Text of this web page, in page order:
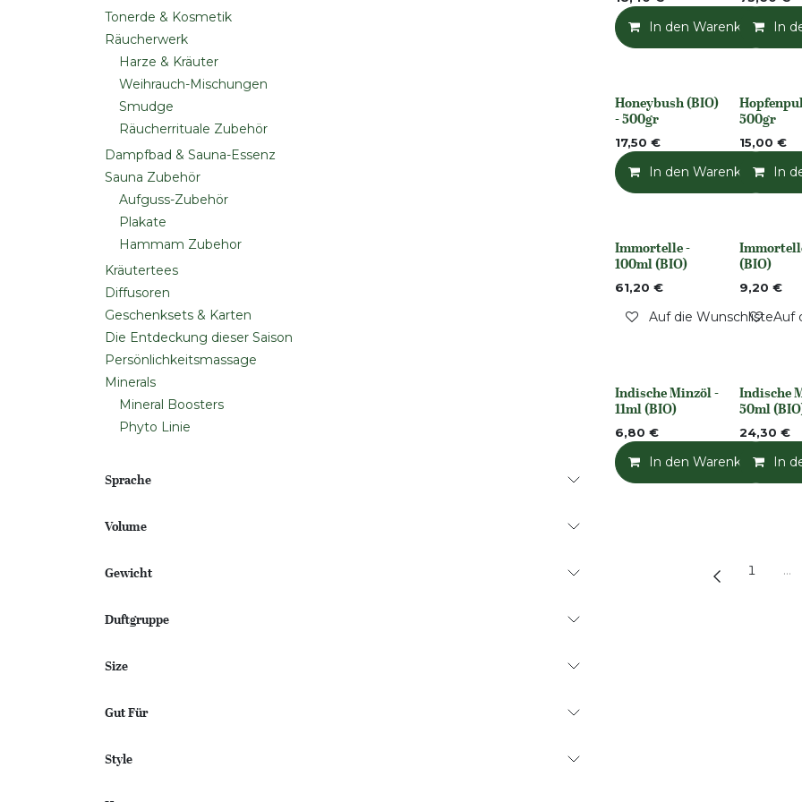
Tonerde & Kosmetik
Räucherwerk
Harze & Kräuter
Weihrauch-Mischungen
Smudge
Räucherrituale Zubehör
Dampfbad & Sauna-Essenz
Sauna Zubehör
Aufguss-Zubehör
Plakate
Hammam Zubehor
Kräutertees
Diffusoren
Geschenksets & Karten
Die Entdeckung dieser Saison
Persönlichkeitsmassage
Minerals
Mineral Boosters
Phyto Linie
Sprache
Volume
Gewicht
Duftgruppe
Size
Gut Für
Style
In den Warenkorb In
None
Honeybush (BIO)
- 500gr
17,50 €
In den Warenkorb
None
500gr
15,00 €
In
Nicht vorrättig
Immortelle -
100ml (BIO)
61,20 €
Auf die Wunschliste
Nicht
(BIO)
9,20 €
Auf
None
Indische Minzöl -
11ml (BIO)
6,80 €
In den Warenkorb
None
Indische
50ml
24,30 €
In
1 …